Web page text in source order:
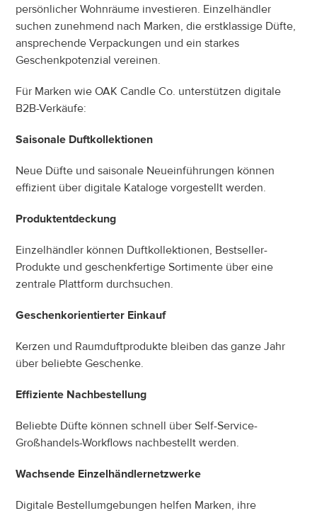
persönlicher Wohnräume investieren. Einzelhändler
suchen zunehmend nach Marken, die erstklassige Düfte,
ansprechende Verpackungen und ein starkes
Geschenkpotenzial vereinen.
Für Marken wie OAK Candle Co. unterstützen digitale
B2B-Verkäufe:
Saisonale Duftkollektionen
Neue Düfte und saisonale Neueinführungen können
effizient über digitale Kataloge vorgestellt werden.
Produktentdeckung
Einzelhändler können Duftkollektionen, Bestseller-
Produkte und geschenkfertige Sortimente über eine
zentrale Plattform durchsuchen.
Geschenkorientierter Einkauf
Kerzen und Raumduftprodukte bleiben das ganze Jahr
über beliebte Geschenke.
Effiziente Nachbestellung
Beliebte Düfte können schnell über Self-Service-
Großhandels-Workflows nachbestellt werden.
Wachsende Einzelhändlernetzwerke
Digitale Bestellumgebungen helfen Marken, ihre